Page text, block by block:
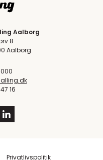
Aalborg
8
Aalborg
16
Privatlivspolitik